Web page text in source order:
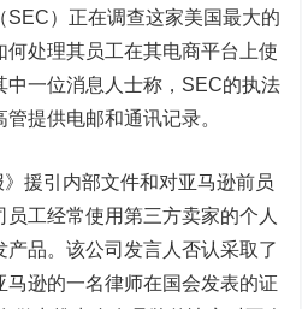
）正在调查这家美国最大的
处理其员工在其电商平台上使
中一位消息人士称，SEC的执法
提供电邮和通讯记录。
援引内部文件和对亚马逊前员
工经常使用第三方卖家的个人
品。该公司发言人否认采取了
逊的一名律师在国会发表的证